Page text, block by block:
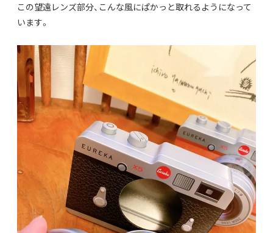
この望遠レンズ部分、こんな風にぱかっと取れるようになって
います。